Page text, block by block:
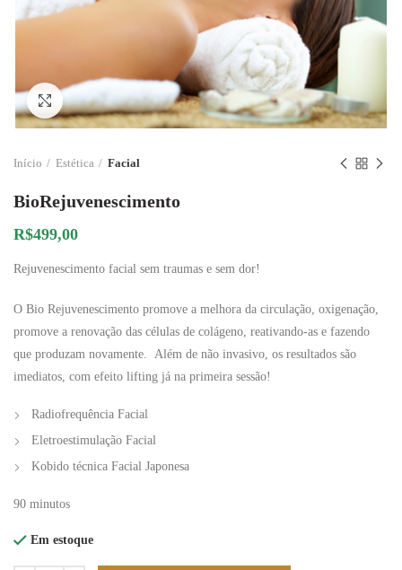
Click to enlarge
Início Estética Facial
BioRejuvenescimento
R$499,00
Rejuvenescimento facial sem traumas e sem dor!
O Bio Rejuvenescimento promove a melhora da circulação, oxigenação,
promove a renovação das células de colágeno, reativando-as e fazendo
que produzam novamente. Além de não invasivo, os resultados são
imediatos, com efeito lifting já na primeira sessão!
Radiofrequência Facial
Eletroestimulação Facial
Kobido técnica Facial Japonesa
90 minutos
Em estoque